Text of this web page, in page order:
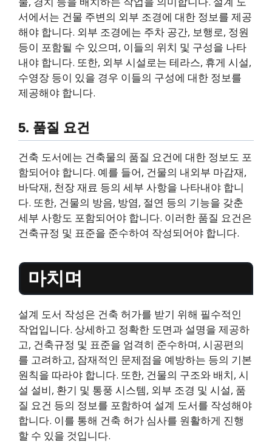
서에서는 건물 주변의 외부 조경에 대한 정보를 제공
해야 합니다. 외부 조경에는 주차 공간, 보행로, 정원
등이 포함될 수 있으며, 이들의 위치 및 구성을 나타
내야 합니다. 또한, 외부 시설로는 테라스, 휴게 시설,
수영장 등이 있을 경우 이들의 구성에 대한 정보를
제공해야 합니다.
5. 품질 요건
건축 도서에는 건축물의 품질 요건에 대한 정보도 포
함되어야 합니다. 예를 들어, 건물의 내외부 마감재,
바닥재, 천장 재료 등의 세부 사항을 나타내야 합니
다. 또한, 건물의 방음, 방염, 절연 등의 기능을 갖춘
세부 사항도 포함되어야 합니다. 이러한 품질 요건은
건축규정 및 표준을 준수하여 작성되어야 합니다.
마치며
설계 도서 작성은 건축 허가를 받기 위해 필수적인
작업입니다. 상세하고 정확한 도면과 설명을 제공하
고, 건축규정 및 표준을 엄격히 준수하며, 시공편의
를 고려하고, 잠재적인 문제점을 예방하는 등의 기본
원칙을 따라야 합니다. 또한, 건물의 구조와 배치, 시
설 설비, 환기 및 통풍 시스템, 외부 조경 및 시설, 품
질 요건 등의 정보를 포함하여 설계 도서를 작성해야
합니다. 이를 통해 건축 허가 심사를 원활하게 진행
할 수 있을 것입니다.